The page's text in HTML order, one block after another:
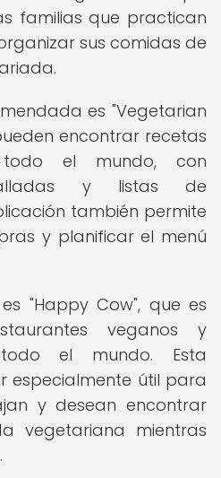
familias que practican
sus comidas de
es "Vegetarian
encontrar recetas
el mundo, con
y listas de
también permite
y planificar el menú
"Happy Cow", que es
veganos y
el mundo. Esta
especialmente útil para
y desean encontrar
vegetariana mientras